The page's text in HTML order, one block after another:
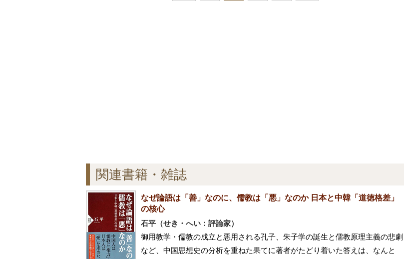
関連書籍・雑誌
なぜ論語は「善」なのに、儒教は「悪」なのか 日本と中韓「道徳格差」
の核心
石平（せき・へい：評論家）
御用教学・儒教の成立と悪用される孔子、朱子学の誕生と儒教原理主義の悲劇
など、中国思想史の分析を重ねた果てに著者がたどり着いた答えは、なんと